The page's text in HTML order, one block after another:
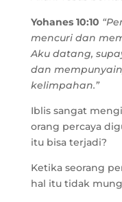
Yohanes 10:10
mencuri dan
Aku datang,
dan
kelimpahan.”
Iblis sangat
orang percaya
itu bisa terjadi?
Ketika seorang
hal itu tidak